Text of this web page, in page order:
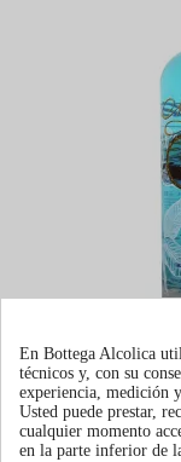
En Bottega Alcolica
técnicos y, con su
experiencia, medición
Usted puede prestar,
cualquier momento
en la parte inferior de